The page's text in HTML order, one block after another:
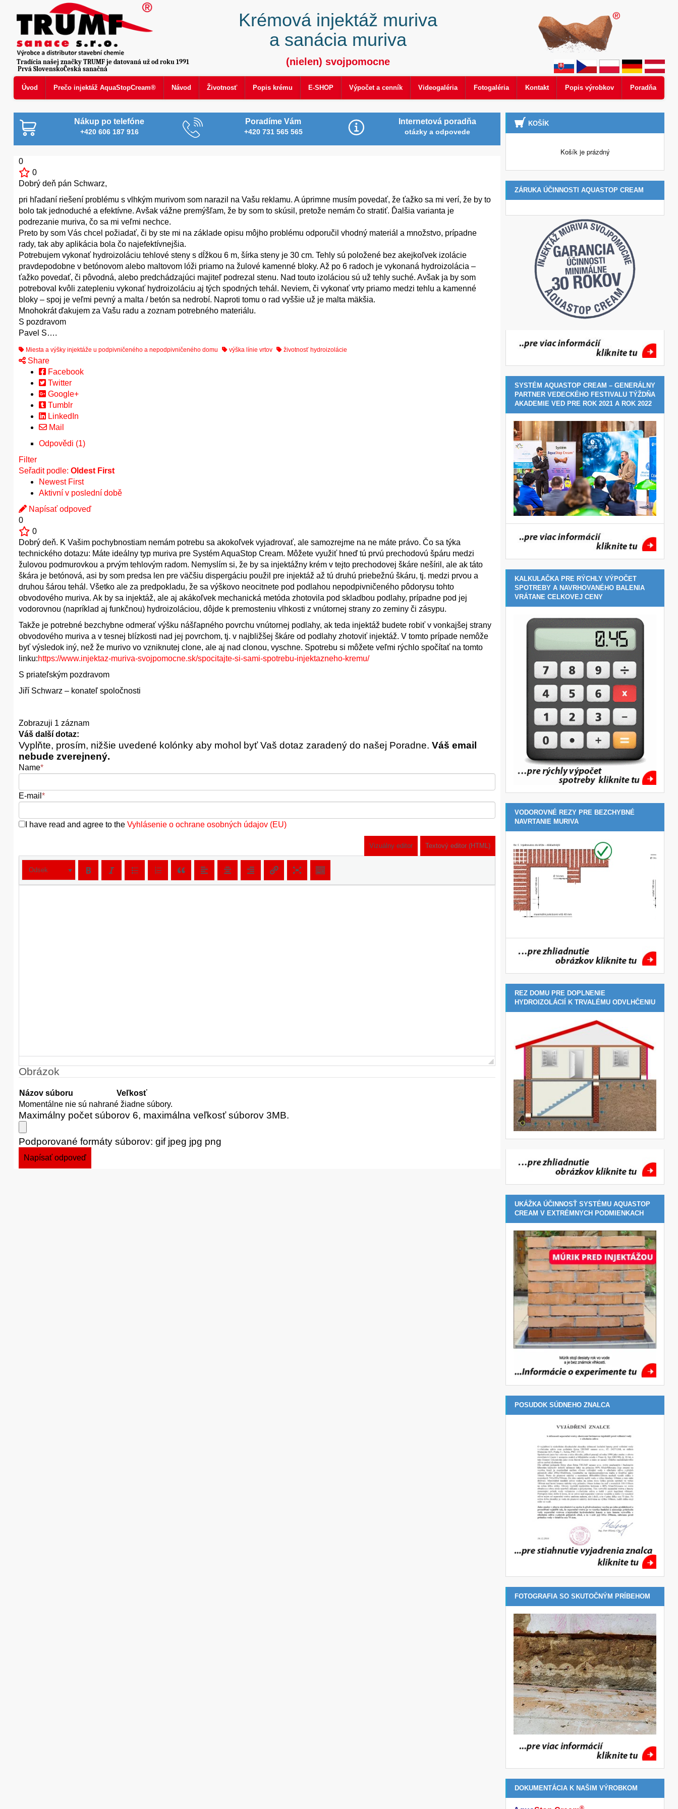
Úvod Prečo injektáž AquaStopCream® Návod Životnosť Popis krému E-SHOP Výpočet a cenník Videogaléria Fotogaléria Kontakt Popis výrobkov Poradňa
Prvá SlovenskoČeská sanačná
Krémová injektáž muriva
a sanácia muriva
(nielen) svojpomocne
Tradícia našej značky TRUMF je datovaná už od roku 1991
Nákup po telefóne
+420 606 187 916
Poradíme Vám
+420 731 565 565
Internetová poradňa
otázky a odpovede
0
0
Dobrý deň pán Schwarz,
pri hľadaní riešení problému s vlhkým murivom som narazil na Vašu reklamu. A úprimne musím povedať, že ťažko sa mi verí, že by to
bolo tak jednoduché a efektívne. Avšak vážne premýšľam, že by som to skúsil, pretože nemám čo stratiť. Ďalšia varianta je
podrezanie muriva, čo sa mi veľmi nechce.
Preto by som Vás chcel požiadať, či by ste mi na základe opisu môjho problému odporučil vhodný materiál a množstvo, prípadne
rady, tak aby aplikácia bola čo najefektívnejšia.
Potrebujem vykonať hydroizoláciu tehlové steny s dĺžkou 6 m, šírka steny je 30 cm. Tehly sú položené bez akejkoľvek izolácie
pravdepodobne v betónovom alebo maltovom lóži priamo na žulové kamenné bloky. Až po 6 radoch je vykonaná hydroizolácia –
ťažko povedať, či pôvodná, alebo predchádzajúci majiteľ podrezal stenu. Nad touto izoláciou sú už tehly suché. Avšak ja by som
potreboval kvôli zatepleniu vykonať hydroizoláciu aj tých spodných tehál. Neviem, či vykonať vrty priamo medzi tehlu a kamenné
bloky – spoj je veľmi pevný a malta / betón sa nedrobí. Naproti tomu o rad vyššie už je malta mäkšia.
Mnohokrát ďakujem za Vašu radu a zoznam potrebného materiálu.
S pozdravom
Pavel S….
Miesta a výšky injektáže u podpivničeného a nepodpivničeného domu výška línie vrtov životnosť hydroizolácie
Share
Facebook
Twitter
Google+
Tumblr
LinkedIn
Mail
Odpovědi (1)
Filter
Seřadit podle: Oldest First
Newest First
Aktivní v poslední době
Napísať odpoveď
0
0
Dobrý deň. K Vašim pochybnostiam nemám potrebu sa akokoľvek vyjadrovať, ale samozrejme na ne máte právo. Čo sa týka
technického dotazu: Máte ideálny typ muriva pre Systém AquaStop Cream. Môžete využiť hneď tú prvú prechodovú špáru medzi
žulovou podmurovkou a prvým tehlovým radom. Nemyslím si, že by sa injektážny krém v tejto prechodovej škáre nešíril, ale ak táto
škára je betónová, asi by som predsa len pre väčšiu dispergáciu použil pre injektáž až tú druhú priebežnú škáru, tj. medzi prvou a
druhou šárou tehál. Všetko ale za predpokladu, že sa výškovo neocitnete pod podlahou nepodpivničeného pôdorysu tohto
obvodového muriva. Ak by sa injektáž, ale aj akákoľvek mechanická metóda zhotovila pod skladbou podlahy, prípadne pod jej
vodorovnou (napríklad aj funkčnou) hydroizoláciou, dôjde k premosteniu vlhkosti z vnútornej strany zo zeminy či zásypu.
Takže je potrebné bezchybne odmerať výšku nášľapného povrchu vnútornej podlahy, ak teda injektáž budete robiť v vonkajšej strany
obvodového muriva a v tesnej blízkosti nad jej povrchom, tj. v najbližšej škáre od podlahy zhotoviť injektáž. V tomto prípade nemôže
byť výsledok iný, než že murivo vo vzniknutej clone, ale aj nad clonou, vyschne. Spotrebu si môžete veľmi rýchlo spočítať na tomto
linku:https://www.injektaz-muriva-svojpomocne.sk/spocitajte-si-sami-spotrebu-injektazneho-kremu/
S priateľským pozdravom
Jiří Schwarz – konateľ spoločnosti
Zobrazuji 1 záznam
Váš další dotaz:
Vyplňte, prosím, nižšie uvedené kolónky aby mohol byť Vaš dotaz zaradený do našej Poradne. Váš email
nebude zverejnený.
Name*
E-mail *
I have read and agree to the Vyhlásenie o ochrane osobných údajov (EU)
Vizuálny editor Textový editor (HTML)
Odsek
Obrázok
Názov súboru
Veľkosť
Momentálne nie sú nahrané žiadne súbory.
Maximálny počet súborov 6, maximálna veľkosť súborov 3MB.
Podporované formáty súborov: gif jpeg jpg png
KOŠÍK
Košík je prázdný
ZÁRUKA ÚČINNOSTI AQUASTOP CREAM
SYSTÉM AQUASTOP CREAM – GENERÁLNY
PARTNER VEDECKÉHO FESTIVALU TÝŽDŇA
AKADEMIE VED PRE ROK 2021 A ROK 2022
KALKULAČKA PRE RÝCHLY VÝPOČET
SPOTREBY A NAVRHOVANÉHO BALENIA
VRÁTANE CELKOVEJ CENY
VODOROVNÉ REZY PRE BEZCHYBNÉ
NAVRTANIE MURIVA
REZ DOMU PRE DOPLNENIE
HYDROIZOLÁCIÍ K TRVALÉMU ODVLHČENIU
UKÁŽKA ÚČINNOSŤ SYSTÉMU AQUASTOP
CREAM V EXTRÉMNYCH PODMIENKACH
POSUDOK SÚDNEHO ZNALCA
FOTOGRAFIA SO SKUTOČNÝM PRÍBEHOM
DOKUMENTÁCIA K NAŠIM VÝROBKOM